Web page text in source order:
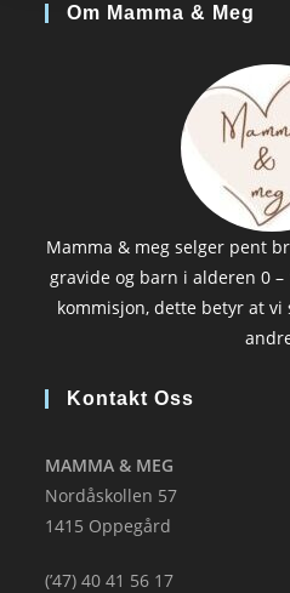
Om Mamma & Meg
Mamma & meg selger pent
gravide og barn i alderen 0
kommisjon, dette betyr at vi
Kontakt Oss
MAMMA & MEG
Nordåskollen 57
1415 Oppegård
(’47) 40 41 56 17